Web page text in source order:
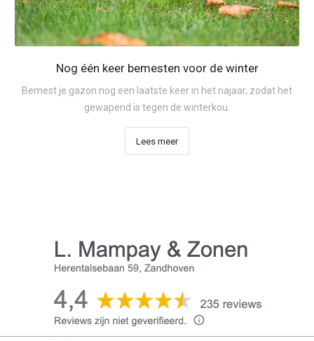
Nog één keer bemesten voor de winter
Bemest je gazon nog een laatste keer in het najaar, zodat het
gewapend is tegen de winterkou.
Lees meer